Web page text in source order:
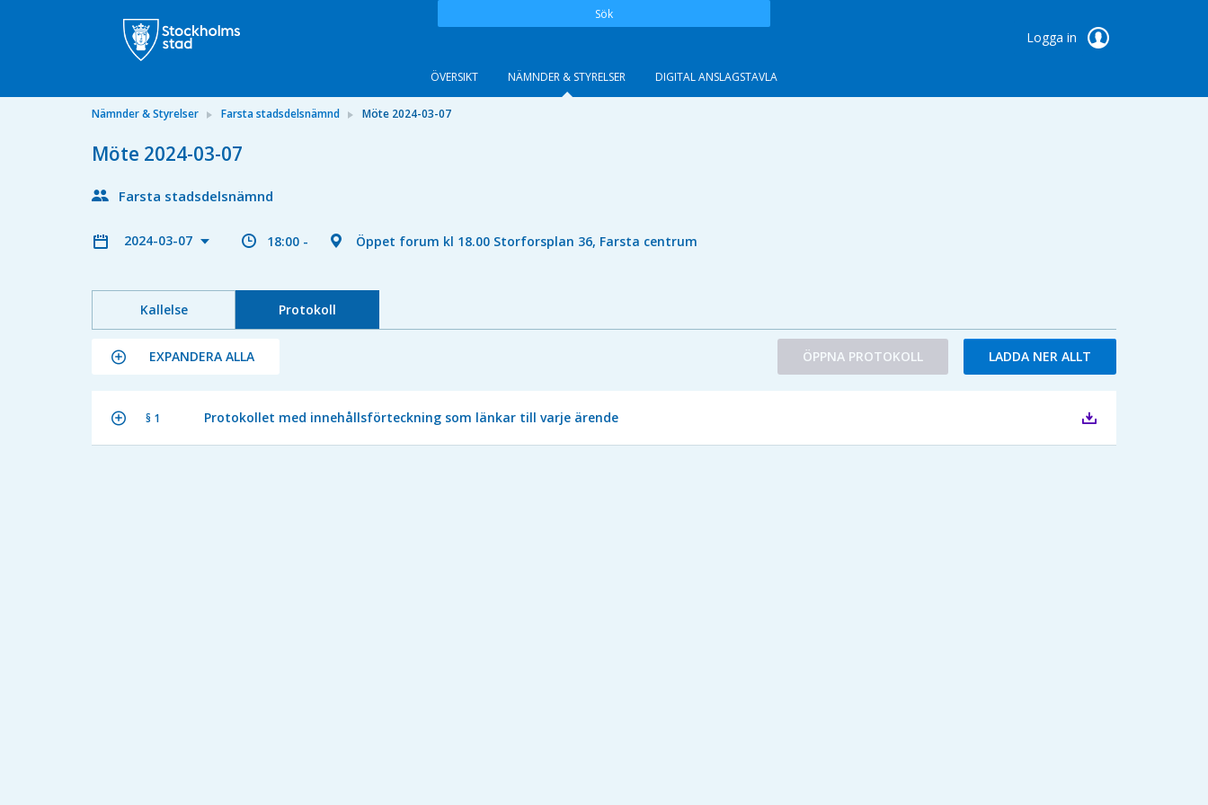
Sök
Logga in
ÖVERSIKT NÄMNDER & STYRELSER DIGITAL ANSLAGSTAVLA
Nämnder & Styrelser Farsta stadsdelsnämnd Möte 2024-03-07
Möte 2024-03-07
Farsta stadsdelsnämnd
2024-03-07 18:00 - Öppet forum kl 18.00 Storforsplan 36, Farsta centrum
Kallelse Protokoll
EXPANDERA ALLA ÖPPNA PROTOKOLL LADDA NER ALLT
§ 1 Protokollet med innehållsförteckning som länkar till varje ärende